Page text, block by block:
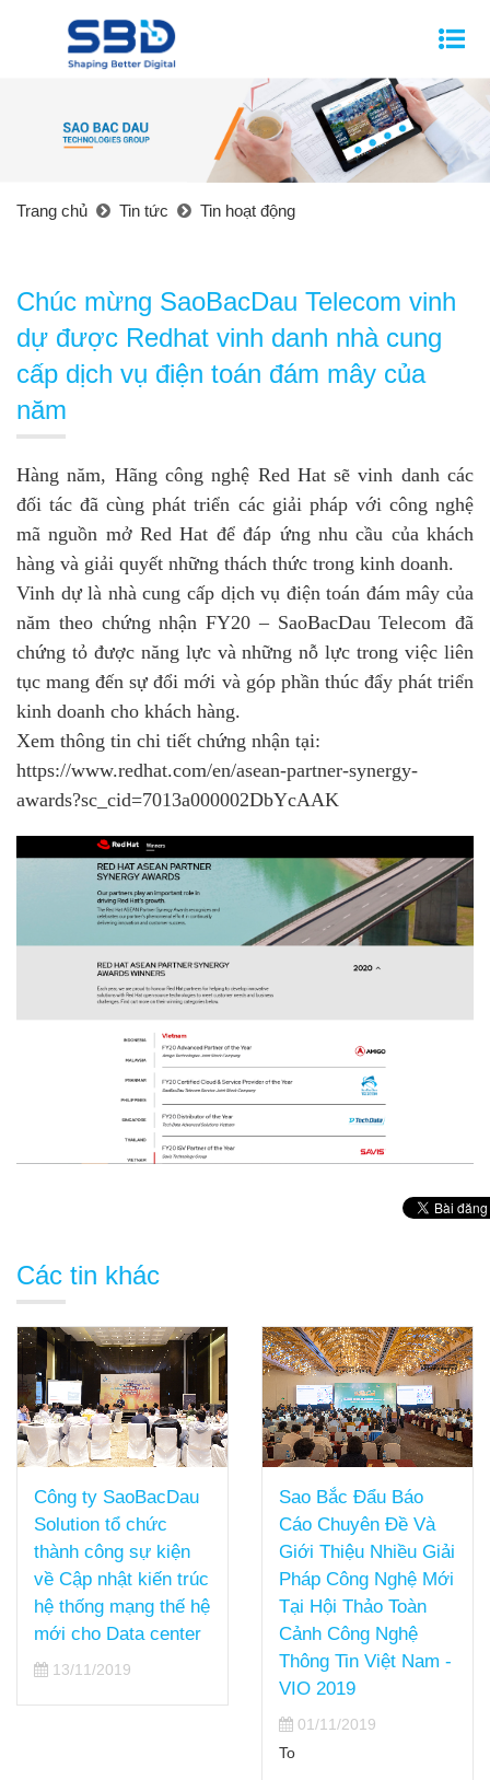
Trang chủ Tin tức Tin hoạt động
Chúc mừng SaoBacDau Telecom vinh
dự được Redhat vinh danh nhà cung
cấp dịch vụ điện toán đám mây của
năm
Hàng năm, Hãng công nghệ Red Hat sẽ vinh danh các
đối tác đã cùng phát triển các giải pháp với công nghệ
mã nguồn mở Red Hat để đáp ứng nhu cầu của khách
hàng và giải quyết những thách thức trong kinh doanh.
Vinh dự là nhà cung cấp dịch vụ điện toán đám mây của
năm theo chứng nhận FY20 – SaoBacDau Telecom đã
chứng tỏ được năng lực và những nỗ lực trong việc liên
tục mang đến sự đổi mới và góp phần thúc đẩy phát triển
kinh doanh cho khách hàng.
Xem thông tin chi tiết chứng nhận tại:
https://www.redhat.com/en/asean-partner-synergy-
awards?sc_cid=7013a000002DbYcAAK
Các tin khác
Công ty SaoBacDau
Solution tổ chức
thành công sự kiện
về Cập nhật kiến trúc
hệ thống mạng thế hệ
mới cho Data center
13/11/2019
Sao Bắc Đẩu Báo
Cáo Chuyên Đề Và
Giới Thiệu Nhiều Giải
Pháp Công Nghệ Mới
Tại Hội Thảo Toàn
Cảnh Công Nghệ
Thông Tin Việt Nam -
VIO 2019
01/11/2019
To